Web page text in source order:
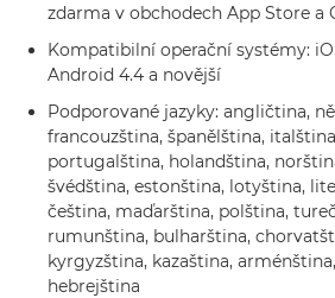
zdarma v obchodech App Store a
Kompatibilní operační systémy:
Android 4.4 a novější
Podporované jazyky: angličtina,
francouzština, španělština,
portugalština, holandština,
švédština, estonština, lotyština,
čeština, maďarština, polština,
rumunština, bulharština,
kyrgyzština, kazaština,
hebrejština